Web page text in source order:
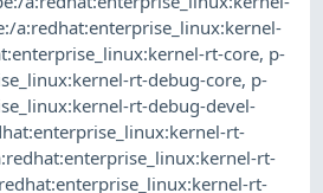
a:redhat:enterprise_linux:kernel-
rt-core, p-
rt-debug-core, p-
rt-debug-devel-
rt-
rt-
rt-